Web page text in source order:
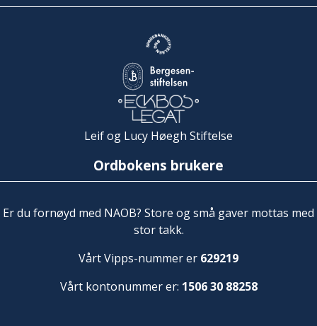
Leif og Lucy Høegh Stiftelse
Ordbokens brukere
Er du fornøyd med NAOB? Store og små gaver mottas med
stor takk.
Vårt Vipps-nummer er 629219
Vårt kontonummer er: 1506 30 88258